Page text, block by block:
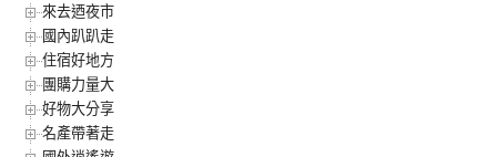
來去迺夜市
國內趴趴走
住宿好地方
團購力量大
好物大分享
名產帶著走